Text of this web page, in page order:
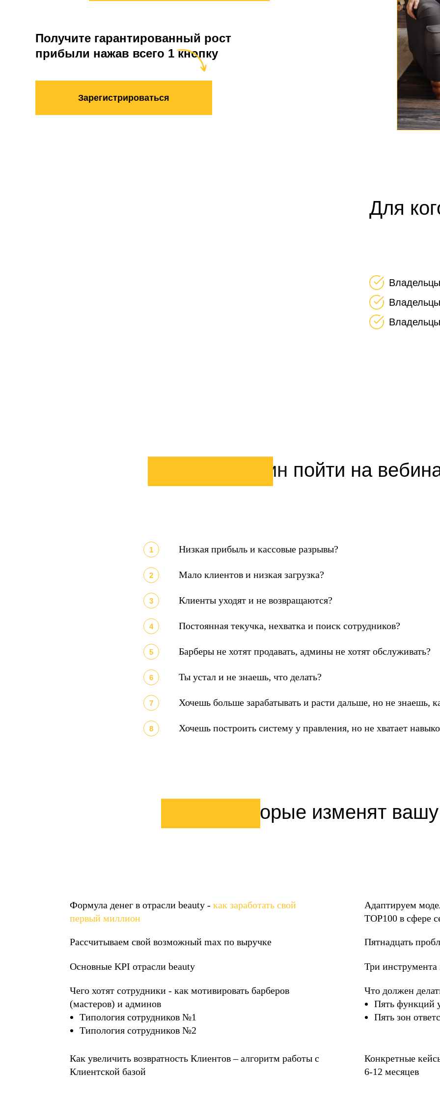
Получите гарантированный рост
прибыли нажав всего 1 кнопку
Зарегистрироваться
Для
8 причин пойти на
Низкая прибыль и кассовые разрывы?
Мало клиентов и низкая загрузка?
Клиенты уходят и не возвращаются?
Постоянная текучка, нехватка и поиск сотрудников?
Барберы не хотят продавать, админы не хотят обслуживать?
Ты устал и не знаешь, что делать?
Хочешь больше зарабатывать и расти дальше, но не знаешь,
Хочешь построить систему у правления, но не хватает
которые изменят
Формула денег в отрасли beauty - как заработать свой
первый миллион
Адаптируем
TOP100 в сфере
Рассчитываем свой возможный max по выручке Пятнадцать
Основные KPI отрасли beauty Три инструмента
Чего хотят сотрудники - как мотивировать барберов
(мастеров) и админов
Типология сотрудников №1
Типология сотрудников №2
Что должен
Пять функций
Пять зон
Как увеличить возвратность Клиентов – алгоритм работы с
Клиентской базой
Конкретные
6-12 месяцев